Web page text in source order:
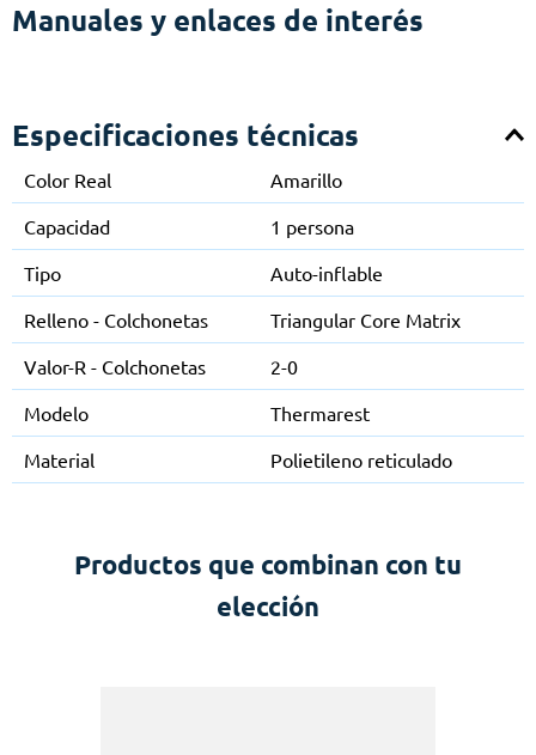
Manuales y enlaces de interés
Especificaciones técnicas
Color Real
Amarillo
Capacidad
1 persona
Tipo
Auto-inflable
Relleno - Colchonetas
Triangular Core Matrix
Valor-R - Colchonetas
2-0
Modelo
Thermarest
Material
Polietileno reticulado
Productos que combinan con tu
elección